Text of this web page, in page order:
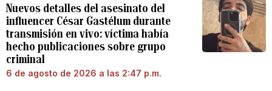
Nuevos detalles del asesinato del
influencer César Gastélum durante
transmisión en vivo: víctima había
hecho publicaciones sobre grupo
criminal
6 de agosto de 2026 a las 2:47 p.m.